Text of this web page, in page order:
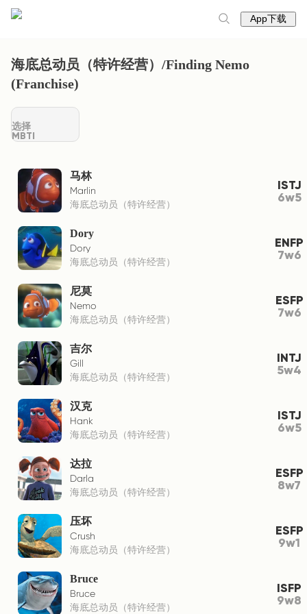
App下载
海底总动员（特许经营）/Finding Nemo
(Franchise)
选择
MBTI
马林
Marlin
海底总动员（特许经营）
ISTJ
6w5
Dory
Dory
海底总动员（特许经营）
ENFP
7w6
尼莫
Nemo
海底总动员（特许经营）
ESFP
7w6
吉尔
Gill
海底总动员（特许经营）
INTJ
5w4
汉克
Hank
海底总动员（特许经营）
ISTJ
6w5
达拉
Darla
海底总动员（特许经营）
ESFP
8w7
压坏
Crush
海底总动员（特许经营）
ESFP
9w1
Bruce
Bruce
海底总动员（特许经营）
ISFP
9w8